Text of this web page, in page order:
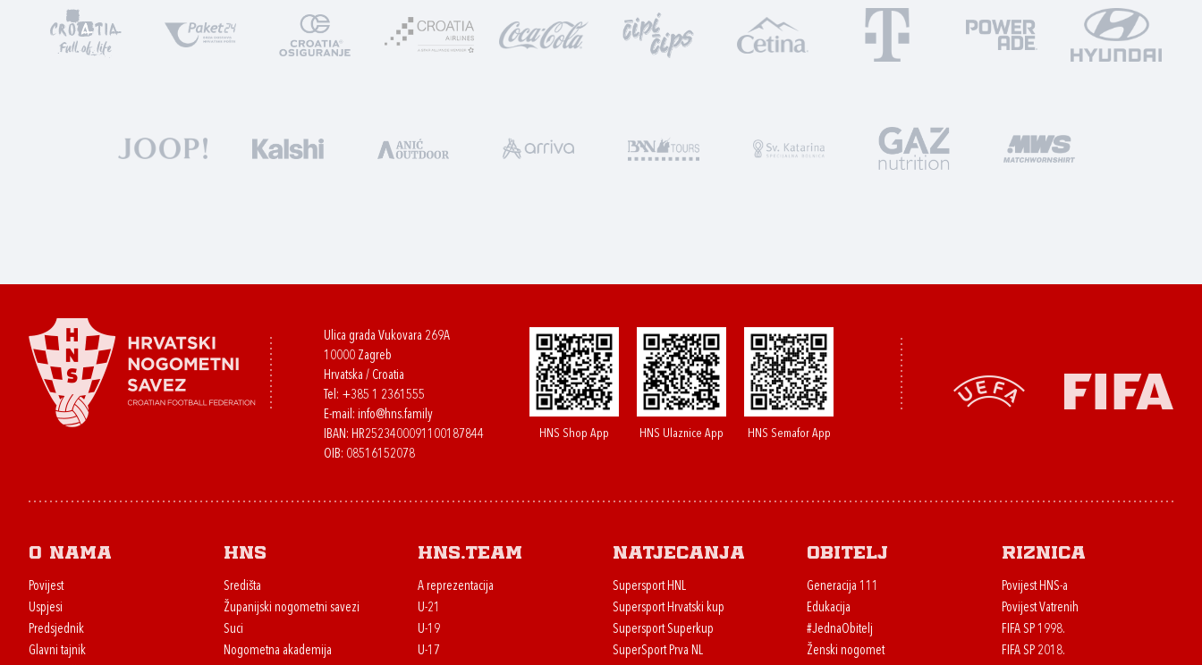
Ulica grada Vukovara 269A
10000 Zagreb
Hrvatska / Croatia
Tel: +385 1 2361555
E-mail: info@hns.family
IBAN: HR2523400091100187844
OIB: 08516152078
HNS Shop App HNS Ulaznice App HNS Semafor App
O nama
Povijest
Uspjesi
Predsjednik
Glavni tajnik
HNS
Središta
Županijski nogometni savezi
Suci
Nogometna akademija
HNS.team
A reprezentacija
U-21
U-19
U-17
Natjecanja
Supersport HNL
Supersport Hrvatski kup
Supersport Superkup
SuperSport Prva NL
Obitelj
Generacija 111
Edukacija
#JednaObitelj
Ženski nogomet
Riznica
Povijest HNS-a
Povijest Vatrenih
FIFA SP 1998.
FIFA SP 2018.